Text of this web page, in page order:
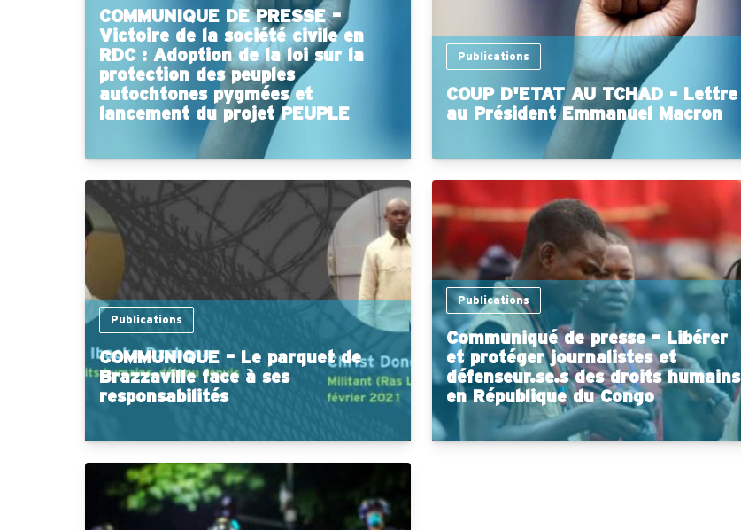
COMMUNIQUE DE PRESSE –
Victoire de la société civile en
RDC : Adoption de la loi sur la
protection des peuples
autochtones pygmées et
lancement du projet PEUPLE
Publications
COUP D'ETAT AU TCHAD - Lettre
au Président Emmanuel Macron
Publications
COMMUNIQUE – Le parquet de
Brazzaville face à ses
responsabilités
Publications
Communiqué de presse – Libérer
et protéger journalistes et
défenseur.se.s des droits humains
en République du Congo